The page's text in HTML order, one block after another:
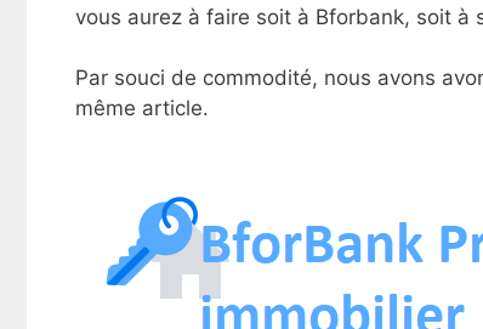
vous aurez à faire soit à Bforbank, soit à
Par souci de commodité, nous avons
même article.